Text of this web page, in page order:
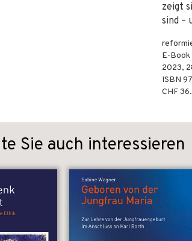
zeigt
sind –
E-Book
2023,
ISBN
CHF
Sie auch interessieren